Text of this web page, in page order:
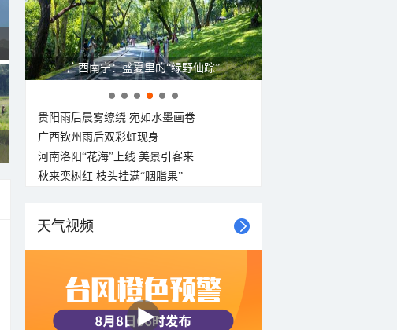
广西南宁：盛夏里的“绿野仙踪”
贵阳雨后晨雾缭绕 宛如水墨画卷
广西钦州雨后双彩虹现身
河南洛阳“花海”上线 美景引客来
秋来栾树红 枝头挂满“胭脂果”
天气视频